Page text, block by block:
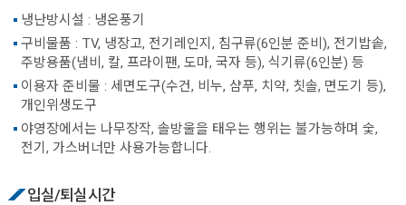
냉난방시설 : 냉온풍기
구비물품 : TV, 냉장고, 전기레인지, 침구류(6인분 준비), 전기밥솥,
주방용품(냄비, 칼, 프라이팬, 도마, 국자 등), 식기류(6인분) 등
이용자 준비물 : 세면도구(수건, 비누, 샴푸, 치약, 칫솔, 면도기 등),
개인위생도구
야영장에서는 나무장작, 솔방울을 태우는 행위는 불가능하며 숯,
전기, 가스버너만 사용가능합니다.
입실/퇴실시간